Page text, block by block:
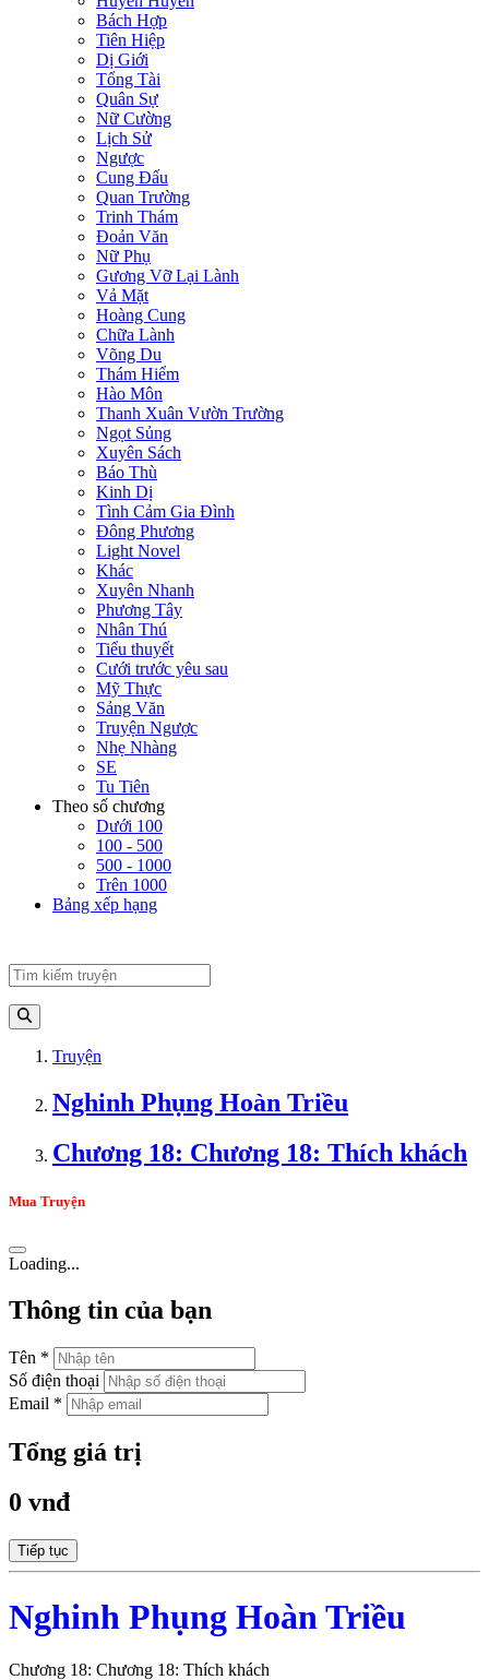
Bách Hợp
Tiên Hiệp
Dị Giới
Tổng Tài
Quân Sự
Nữ Cường
Lịch Sử
Ngược
Cung Đấu
Quan Trường
Trinh Thám
Đoản Văn
Nữ Phụ
Gương Vỡ Lại Lành
Vả Mặt
Hoàng Cung
Chữa Lành
Võng Du
Thám Hiểm
Hào Môn
Thanh Xuân Vườn Trường
Ngọt Sủng
Xuyên Sách
Báo Thù
Kinh Dị
Tình Cảm Gia Đình
Đông Phương
Light Novel
Khác
Xuyên Nhanh
Phương Tây
Nhân Thú
Tiểu thuyết
Cưới trước yêu sau
Mỹ Thực
Sảng Văn
Truyện Ngược
Nhẹ Nhàng
SE
Tu Tiên
Theo số chương
Dưới 100
100 - 500
500 - 1000
Trên 1000
Bảng xếp hạng
Truyện
Nghinh Phụng Hoàn Triều
Chương 18: Chương 18: Thích khách
Mua Truyện
Loading...
Thông tin của bạn
Tên *
Số điện thoại
Email *
Tổng giá trị
0 vnđ
Tiếp tục
Nghinh Phụng Hoàn Triều
Chương 18: Chương 18: Thích khách